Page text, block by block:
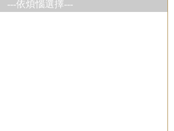
---依煩惱選擇---